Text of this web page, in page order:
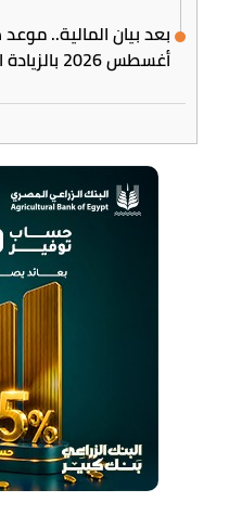
بعد بيان المالية..
أغسطس 2026 بالزيادة الجديدة